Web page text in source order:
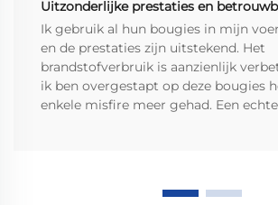
Uitzonderlijke prestaties en
Ik gebruik al hun bougies in mijn
en de prestaties zijn uitstekend. Het
brandstofverbruik is aanzienlijk
ik ben overgestapt op deze bougies
enkele misfire meer gehad. Een